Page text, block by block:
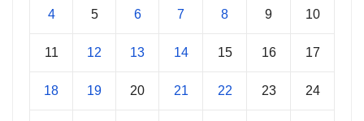
4 5 6 7 8 9 10
11 12 13 14 15 16 17
18 19 20 21 22 23 24